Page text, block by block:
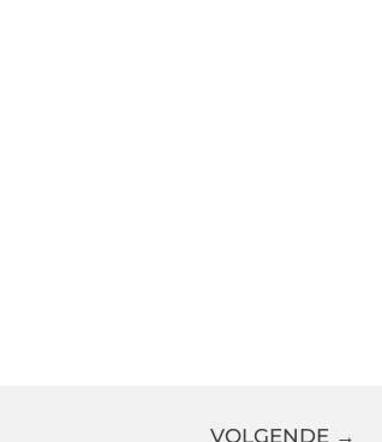
VOLGENDE →